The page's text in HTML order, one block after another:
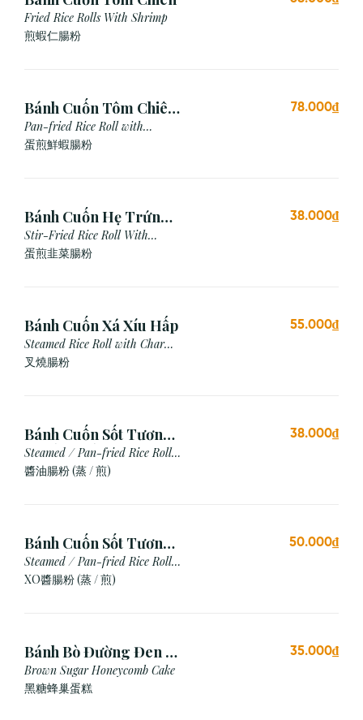
Fried Rice Rolls With Shrimp
煎蝦仁腸粉
Bánh Cuốn Tôm Chiên
Trứng
Pan-fried Rice Roll with
Shrimp & Egg
蛋煎鮮蝦腸粉
78.000₫
Bánh Cuốn Hẹ Trứng
Xào
Stir-Fried Rice Roll With
Chives & Egg
蛋煎⾲菜腸粉
38.000₫
Bánh Cuốn Xá Xíu Hấp
Steamed Rice Roll with Char
Siu
叉燒腸粉
55.000₫
Bánh Cuốn Sốt Tương
Xì Dầu (Hấp/Chiên)
Steamed / Pan-fried Rice Roll
with Soy Sauce
醬油腸粉 (蒸 / 煎)
38.000₫
Bánh Cuốn Sốt Tương
Xo (Hấp/Chiên)
Steamed / Pan-fried Rice Roll
with XO Sauce
XO醬腸粉 (蒸 / 煎)
50.000₫
Bánh Bò Đường Đen (1
Cái)
Brown Sugar Honeycomb Cake
黑糖蜂巢蛋糕
35.000₫